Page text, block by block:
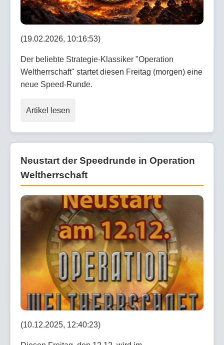
(19.02.2026, 10:16:53)
Der beliebte Strategie-Klassiker "Operation
Weltherrschaft" startet diesen Freitag (morgen) eine
neue Speed-Runde.
Artikel lesen
Neustart der Speedrunde in Operation
Weltherrschaft
(10.12.2025, 12:40:23)